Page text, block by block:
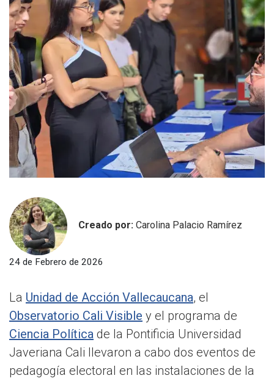
Creado por: Carolina Palacio Ramírez
24 de Febrero de 2026
La Unidad de Acción Vallecaucana, el
Observatorio Cali Visible y el programa de
Ciencia Política de la Pontificia Universidad
Javeriana Cali llevaron a cabo dos eventos de
pedagogía electoral en las instalaciones de la